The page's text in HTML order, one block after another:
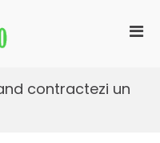
CreditRapid.ro
contractezi un